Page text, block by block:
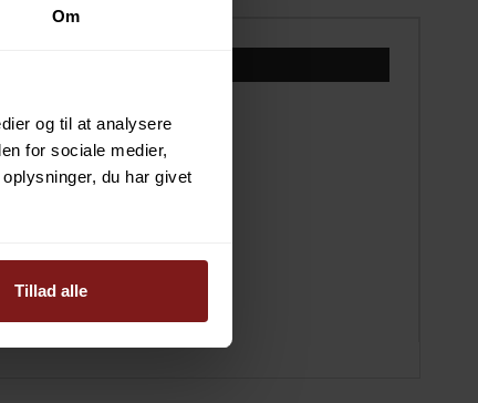
Om
og til at analysere
for sociale medier,
du har givet
Tillad alle